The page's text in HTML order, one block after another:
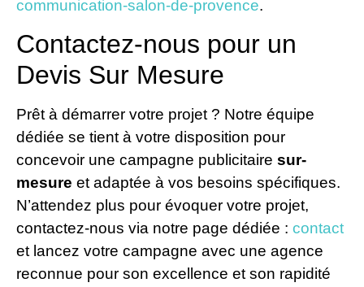
communication-salon-de-provence.
Contactez-nous pour un
Devis Sur Mesure
Prêt à démarrer votre projet ? Notre équipe
dédiée se tient à votre disposition pour
concevoir une campagne publicitaire sur-
mesure et adaptée à vos besoins spécifiques.
N’attendez plus pour évoquer votre projet,
contactez-nous via notre page dédiée : contact
et lancez votre campagne avec une agence
reconnue pour son excellence et son rapidité